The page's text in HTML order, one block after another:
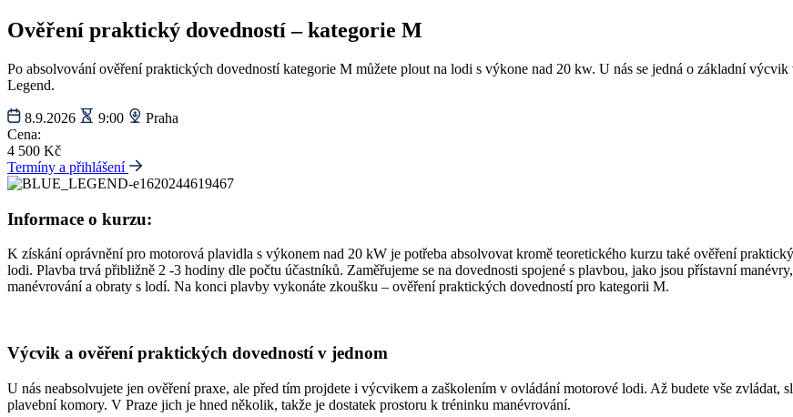
Ověření praktický dovedností – kategorie M
Po absolvování ověření praktických dovedností kategorie M můžete plout na lodi s výkone nad 20 kw. U nás se jedná o základní
Legend.
8.9.2026 9:00
Praha
Cena:
4 500 Kč
Termíny a přihlášení
Informace o kurzu:
K získání oprávnění pro motorová plavidla s výkonem nad 20 kW je potřeba absolvovat kromě teoretického kurzu také ověření
lodi. Plavba trvá přibližně 2 -3 hodiny dle počtu účastníků. Zaměřujeme se na dovednosti spojené s plavbou, jako jsou přístavní
manévrování a obraty s lodí. Na konci plavby vykonáte zkoušku – ověření praktických dovedností pro kategorii M.
Výcvik a ověření praktických dovedností v jednom
U nás neabsolvujete jen ověření praxe, ale před tím projdete i výcvikem a zaškolením v ovládání motorové lodi. Až budete vše
plavební komory. V Praze jich je hned několik, takže je dostatek prostoru k tréninku manévrování.